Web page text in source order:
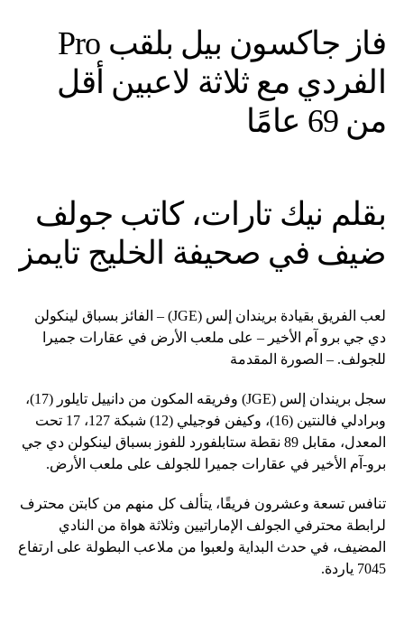
فاز جاكسون بيل بلقب Pro
الفردي مع ثلاثة لاعبين أقل
من 69 عامًا
بقلم نيك تارات، كاتب جولف
ضيف في صحيفة الخليج تايمز
لعب الفريق بقيادة بريندان إلس (JGE) – الفائز بسباق لينكولن
دي جي برو آم الأخير – على ملعب الأرض في عقارات جميرا
للجولف. – الصورة المقدمة
سجل بريندان إلس (JGE) وفريقه المكون من دانييل تايلور (17)،
وبرادلي فالنتين (16)، وكيفن فوجيلي (12) شبكة 127، 17 تحت
المعدل، مقابل 89 نقطة ستابلفورد للفوز بسباق لينكولن دي جي
برو-آم الأخير في عقارات جميرا للجولف على ملعب الأرض.
تنافس تسعة وعشرون فريقًا، يتألف كل منهم من كابتن محترف
لرابطة محترفي الجولف الإماراتيين وثلاثة هواة من النادي
المضيف، في حدث البداية ولعبوا من ملاعب البطولة على ارتفاع
7045 ياردة.